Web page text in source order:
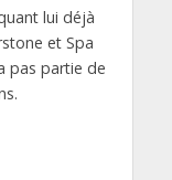
lui déjà
et Spa
pas partie de